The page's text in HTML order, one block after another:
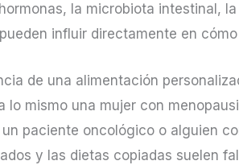
la microbiota intestinal,
influir directamente en
de una alimentación
lo mismo una mujer con
paciente oncológico o alguien
y las dietas copiadas suelen